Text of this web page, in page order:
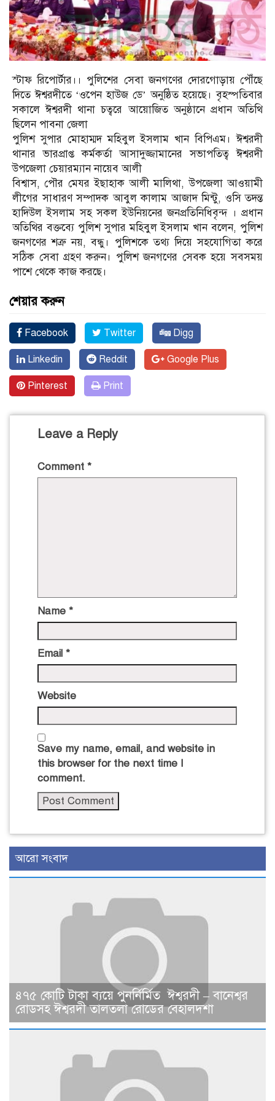
স্টাফ রিপোর্টার।। পুলিশের সেবা জনগণের দোরগোড়ায় পৌঁছে
দিতে ঈশ্বরদীতে ‘ওপেন হাউজ ডে’ অনুষ্ঠিত হয়েছে। বৃহস্পতিবার
সকালে ঈশ্বরদী থানা চত্বরে আয়োজিত অনুষ্ঠানে প্রধান অতিথি
ছিলেন পাবনা জেলা
পুলিশ সুপার মোহাম্মদ মহিবুল ইসলাম খান বিপিএম। ঈশ্বরদী
থানার ভারপ্রাপ্ত কর্মকর্তা আসাদুজ্জামানের সভাপতিত্ব ঈশ্বরদী
উপজেলা চেয়ারম্যান নায়েব আলী
বিশ্বাস, পৌর মেযর ইছাহাক আলী মালিথা, উপজেলা আওয়ামী
লীগের সাধারণ সম্পাদক আবুল কালাম আজাদ মিন্টু, ওসি তদন্ত
হাদিউল ইসলাম সহ সকল ইউনিয়নের জনপ্রতিনিধিবৃন্দ । প্রধান
অতিথির বক্তব্যে পুলিশ সুপার মহিবুল ইসলাম খান বলেন, পুলিশ
জনগণের শত্রু নয়, বন্ধু। পুলিশকে তথ্য দিয়ে সহযোগিতা করে
সঠিক সেবা গ্রহণ করুন। পুলিশ জনগণের সেবক হয়ে সবসময়
পাশে থেকে কাজ করছে।
শেয়ার করুন
Facebook Twitter Digg
Linkedin Reddit Google Plus
Pinterest Print
Leave a Reply
Comment *
Name *
Email *
Website
Save my name, email, and website in
this browser for the next time I
comment.
আরো সংবাদ
৪৭৫ কোটি টাকা ব্যয়ে পুনর্নির্মিত ঈশ্বরদী – বানেশ্বর
রোডসহ ঈশ্বরদী তালতলা রোডের বেহালদশা